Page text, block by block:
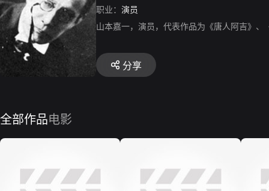
职业： 演员
山本嘉一，演员，代表作品为《唐人阿吉》
分享
全部作品电影